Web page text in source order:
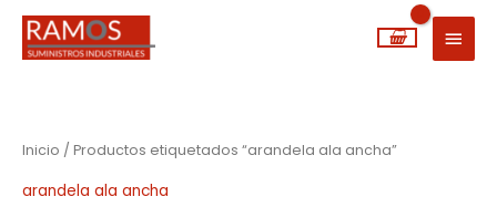
MENÚ
Inicio / Productos etiquetados “arandela ala ancha”
arandela ala ancha